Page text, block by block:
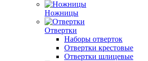
Ножницы
Отвертки
Наборы отверток
Отвертки крестовые
Отвертки шлицевые